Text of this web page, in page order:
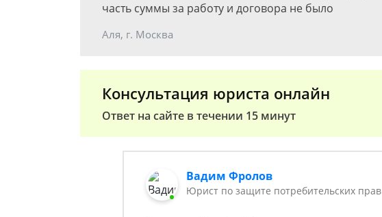
часть суммы за работу и договора не было
Аля, г. Москва
Консультация юриста онлайн
Ответ на сайте в течении 15 минут
Вадим Фролов
Юрист по защите потребительских прав